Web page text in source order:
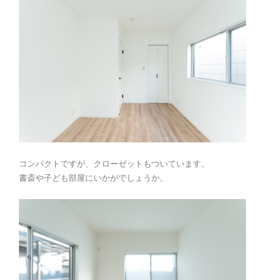
コンパクトですが、クローゼットもついています。
書斎や子ども部屋にいかがでしょうか。